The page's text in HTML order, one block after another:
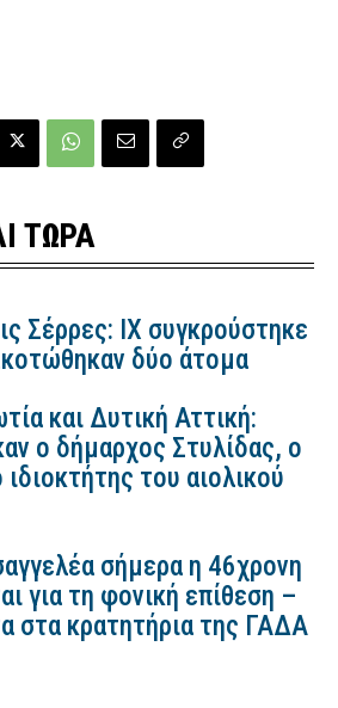
ΤΩΡΑ
Σέρρες: ΙΧ συγκρούστηκε
δύο άτομα
και Δυτική Αττική:
ο δήμαρχος Στυλίδας, ο
του αιολικού
σήμερα η 46χρονη
για τη φονική επίθεση –
στα κρατητήρια της ΓΑΔΑ